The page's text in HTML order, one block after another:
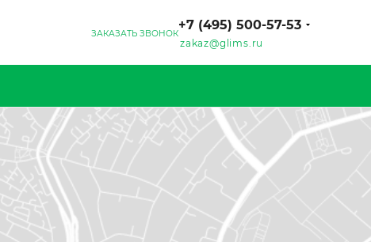
ЗАКАЗАТЬ ЗВОНОК
+7 (495) 500-57-53
zakaz@glims.ru